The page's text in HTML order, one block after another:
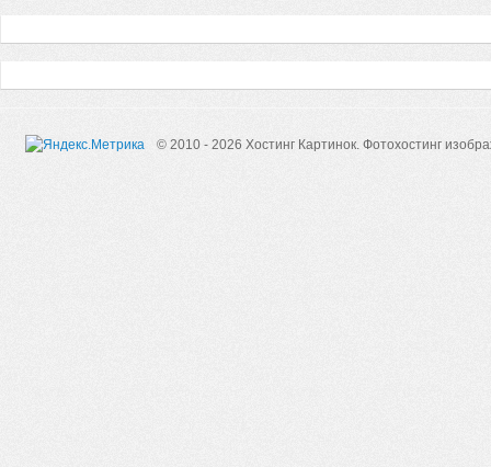
© 2010 - 2026 Хостинг Картинок. Фотохостинг